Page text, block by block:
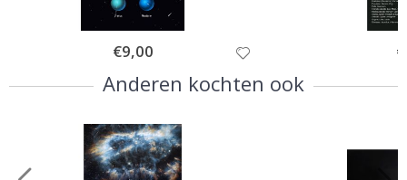
Special
Price
€9,00
Anderen kochten ook